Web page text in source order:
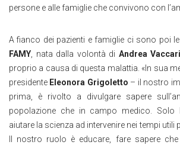
persone e alle famiglie che convivono con
A fianco dei pazienti e famiglie ci sono poi
FAMY , nata dalla volontà di Andrea
proprio a causa di questa malattia. «In sua
presidente Eleonora Grigoletto – il nostro
prima, è rivolto a divulgare sapere
popolazione che in campo medico. Solo
aiutare la scienza ad intervenire nei tempi utili
Il nostro ruolo è educare, fare sapere